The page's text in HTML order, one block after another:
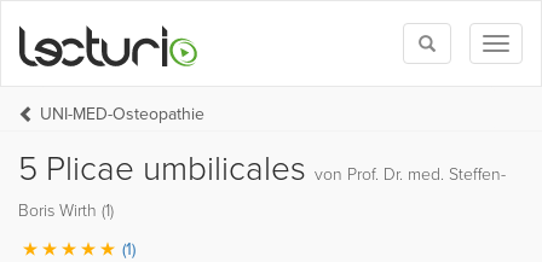
Toggle
search
UNI-MED-Osteopathie
5 Plicae umbilicales von Prof. Dr. med. Steffen-
Boris Wirth (1)
(1)